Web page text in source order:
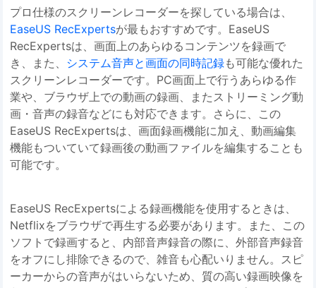
プロ仕様のスクリーンレコーダーを探している場合は、
EaseUS RecExpertsが最もおすすめです。EaseUS
RecExpertsは、画面上のあらゆるコンテンツを録画で
き、また、 システム音声と画面の同時記録も可能な優れた
スクリーンレコーダーです。PC画面上で行うあらゆる作
業や、ブラウザ上での動画の録画、またストリーミング動
画・音声の録音などにも対応できます。さらに、この
EaseUS RecExpertsは、画面録画機能に加え、動画編集
機能もついていて録画後の動画ファイルを編集することも
可能です。
EaseUS RecExpertsによる録画機能を使用するときは、
Netflixをブラウザで再生する必要があります。また、この
ソフトで録画すると、内部音声録音の際に、外部音声録音
をオフにし排除できるので、雑音も心配いりません。スピ
ーカーからの音声がはいらないため、質の高い録画映像を